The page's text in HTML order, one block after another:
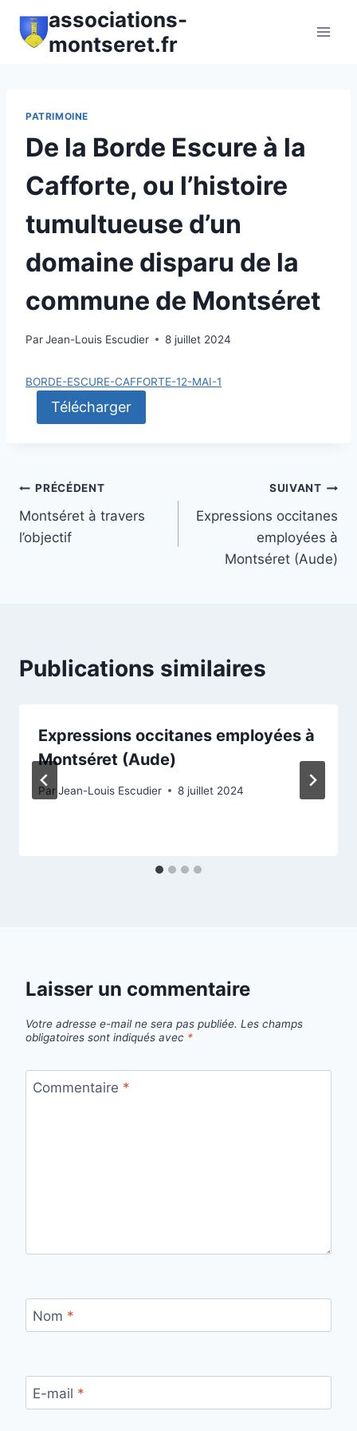
contenu
associations-
montseret.fr
PATRIMOINE
De la Borde Escure à la
Cafforte, ou l’histoire
tumultueuse d’un
domaine disparu de la
commune de Montséret
ParJean-Louis Escudier 8 juillet 2024
BORDE-ESCURE-CAFFORTE-12-MAI-1
Télécharger
Navigation
de
PRÉCÉDENT
Montséret à travers
l’objectif
SUIVANT
Expressions occitanes
employées à
Montséret (Aude)
Publications similaires
Expressions occitanes employées à
Montséret (Aude)
ParJean-Louis Escudier 8 juillet 2024
Laisser un commentaire
Votre adresse e-mail ne sera pas publiée. Les champs
obligatoires sont indiqués avec *
Commentaire *
Nom *
E-mail *